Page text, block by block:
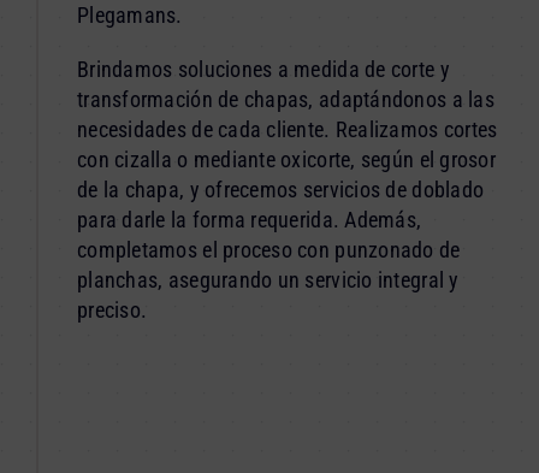
Plegamans.
Brindamos soluciones a medida de corte y
transformación de chapas, adaptándonos a las
necesidades de cada cliente. Realizamos cortes
con cizalla o mediante oxicorte, según el grosor
de la chapa, y ofrecemos servicios de doblado
para darle la forma requerida. Además,
completamos el proceso con punzonado de
planchas, asegurando un servicio integral y
preciso.